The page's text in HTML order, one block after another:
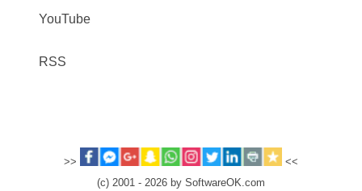
YouTube
RSS
>>
<<
(c) 2001 - 2026 by SoftwareOK.com